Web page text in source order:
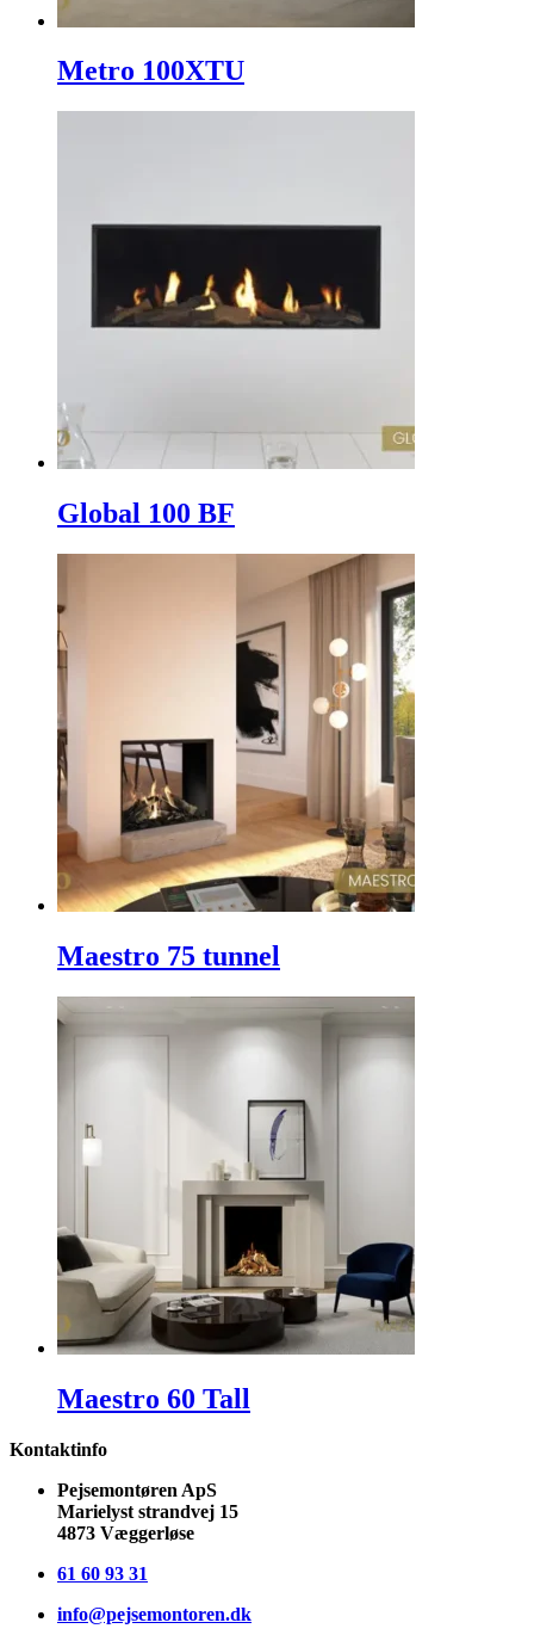
Metro 100XTU
Global 100 BF
Maestro 75 tunnel
Maestro 60 Tall
Kontaktinfo
Pejsemontøren ApS
Marielyst strandvej 15
4873 Væggerløse
61 60 93 31
info@pejsemontoren.dk